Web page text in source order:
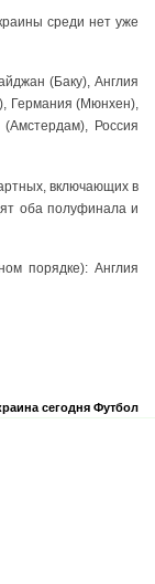
среди нет уже
(Баку), Англия
Германия (Мюнхен),
Россия
включающих в
оба полуфинала и
порядке): Англия
сегодня Футбол